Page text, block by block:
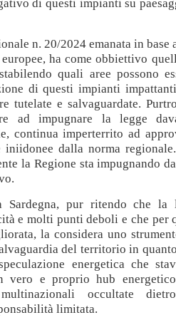
di questi impianti su
n. 20/2024 emanata in
ha come obbiettivo
quali aree possono
di questi impianti
tutelate e salvaguardate.
ad impugnare la legge
continua imperterrito ad
iniidonee dalla norma
la Regione sta impugnando
Sardegna, pur ritendo che la
e molti punti deboli e che per
la considera uno
del territorio in
energetica che
vero e proprio hub
multinazionali occultate
limitata.